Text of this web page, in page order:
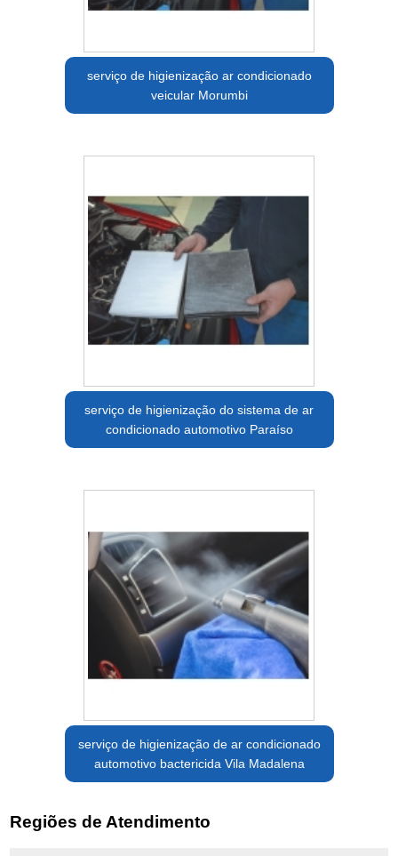
serviço de higienização ar condicionado
veicular Morumbi
serviço de higienização do sistema de ar
condicionado automotivo Paraíso
serviço de higienização de ar condicionado
automotivo bactericida Vila Madalena
Regiões de Atendimento